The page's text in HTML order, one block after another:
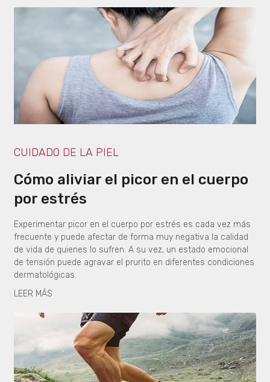
CUIDADO DE LA PIEL
Cómo aliviar el picor en el cuerpo
por estrés
Experimentar picor en el cuerpo por estrés es cada vez más
frecuente y puede afectar de forma muy negativa la calidad
de vida de quienes lo sufren. A su vez, un estado emocional
de tensión puede agravar el prurito en diferentes condiciones
dermatológicas.
LEER MÁS